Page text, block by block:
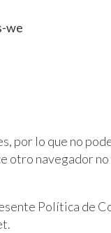
we
por lo que no
otro navegador
Política de